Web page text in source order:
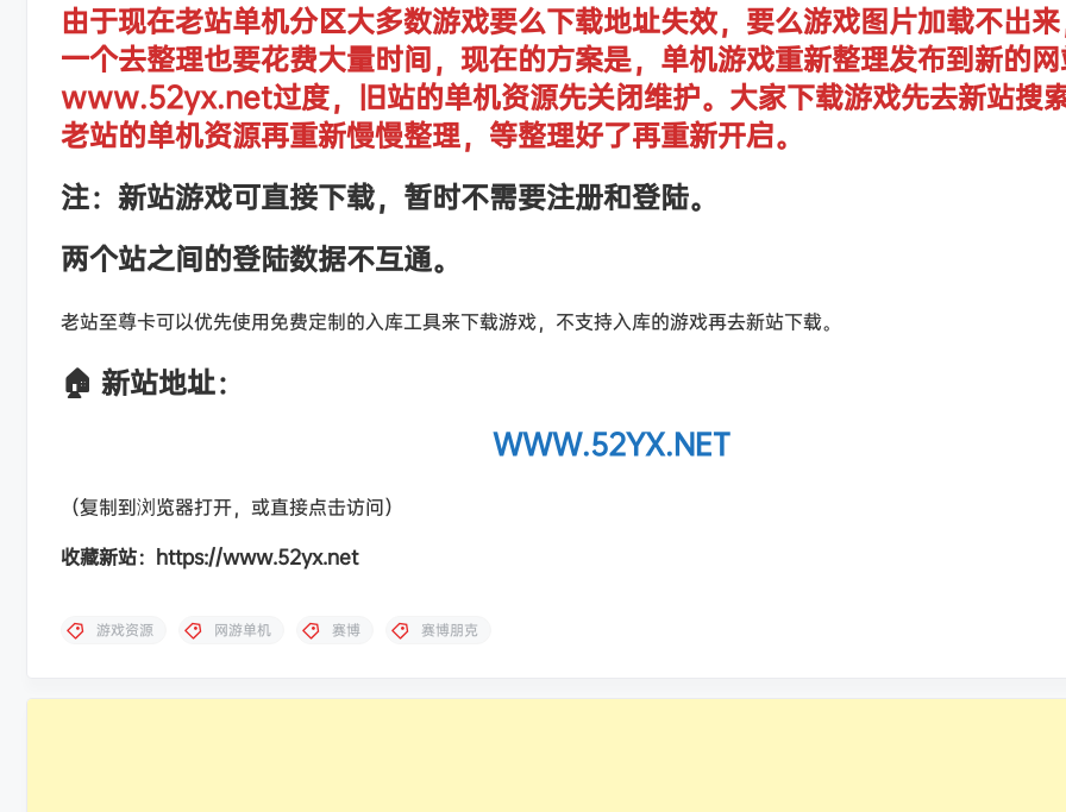
由于现在老站单机分区大多数游戏要么下载地址失效，要么游戏图片加载不出
一个去整理也要花费大量时间，现在的方案是，单机游戏重新整理发布到新的
www.52yx.net过度，旧站的单机资源先关闭维护。大家下载游戏先去新站搜
老站的单机资源再重新慢慢整理，等整理好了再重新开启。
注：新站游戏可直接下载，暂时不需要注册和登陆。
两个站之间的登陆数据不互通。
老站至尊卡可以优先使用免费定制的入库工具来下载游戏，不支持入库的游戏再去新站下载。
🏠 新站地址：
WWW.52YX.NET
（复制到浏览器打开，或直接点击访问）
收藏新站：https://www.52yx.net
游戏资源 网游单机 赛博 赛博朋克